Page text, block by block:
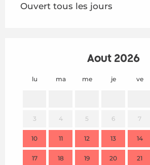
Ouvert tous les jours
Août 2026
lu ma me je ve
3 4 5 6 7
10 11 12 13 14
17 18 19 20 21